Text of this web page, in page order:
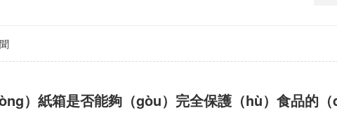
）紙箱是否能夠（gòu）完全保護（hù）食品的（